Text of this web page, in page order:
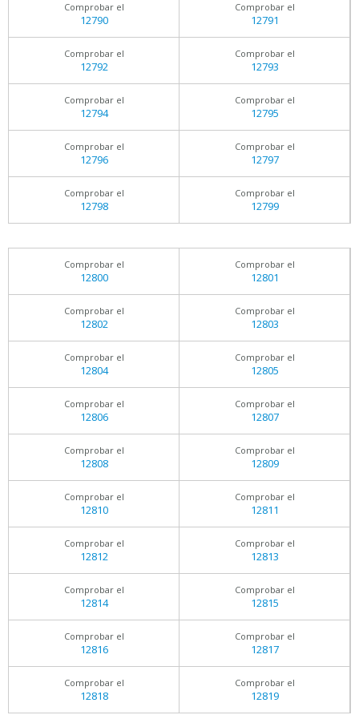
Comprobar el
12790
Comprobar el
12791
Comprobar el
12792
Comprobar el
12793
Comprobar el
12794
Comprobar el
12795
Comprobar el
12796
Comprobar el
12797
Comprobar el
12798
Comprobar el
12799
Comprobar el
12800
Comprobar el
12801
Comprobar el
12802
Comprobar el
12803
Comprobar el
12804
Comprobar el
12805
Comprobar el
12806
Comprobar el
12807
Comprobar el
12808
Comprobar el
12809
Comprobar el
12810
Comprobar el
12811
Comprobar el
12812
Comprobar el
12813
Comprobar el
12814
Comprobar el
12815
Comprobar el
12816
Comprobar el
12817
Comprobar el
12818
Comprobar el
12819